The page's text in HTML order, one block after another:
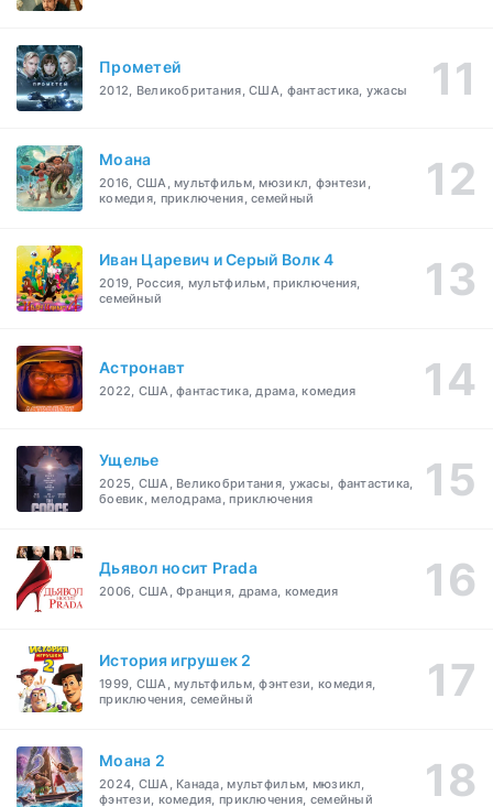
Прометей
2012, Великобритания, США, фантастика, ужасы
Моана
2016, США, мультфильм, мюзикл, фэнтези,
комедия, приключения, семейный
Иван Царевич и Серый Волк 4
2019, Россия, мультфильм, приключения,
семейный
Астронавт
2022, США, фантастика, драма, комедия
Ущелье
2025, США, Великобритания, ужасы, фантастика,
боевик, мелодрама, приключения
Дьявол носит Prada
2006, США, Франция, драма, комедия
История игрушек 2
1999, США, мультфильм, фэнтези, комедия,
приключения, семейный
Моана 2
2024, США, Канада, мультфильм, мюзикл,
фэнтези, комедия, приключения, семейный